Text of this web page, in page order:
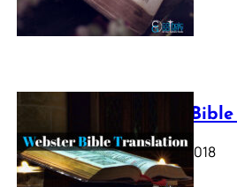
Webster
October 11, 2018